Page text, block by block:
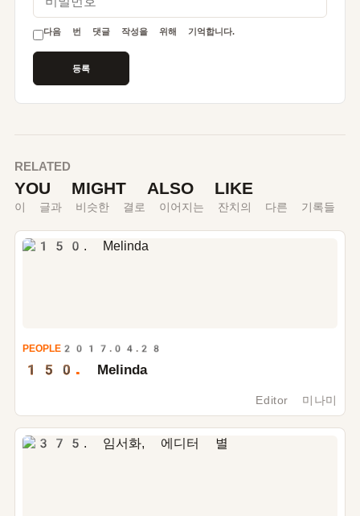
다음 번 댓글 작성을 위해 기억합니다.
RELATED
YOU MIGHT ALSO LIKE
이 글과 비슷한 결로 이어지는 잔치의 다른 기록들
PEOPLE 2017.04.28
150. Melinda
Editor 미나미